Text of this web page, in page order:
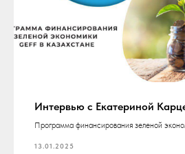
Интервью с Екатериной
Программа финансирования зеленой
13.01.2025